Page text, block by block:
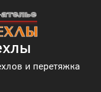
и перетяжка